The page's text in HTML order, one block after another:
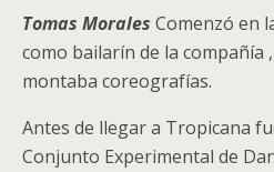
Tomas Morales Comenzó en
como bailarín de la compañía
montaba coreografías.
Antes de llegar a Tropicana
Conjunto Experimental de